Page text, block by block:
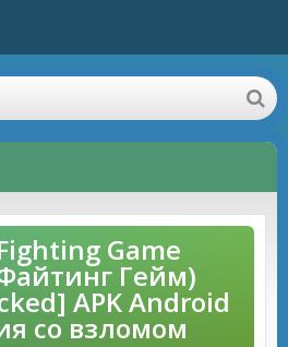
Game
Гейм)
APK Android
со взломом